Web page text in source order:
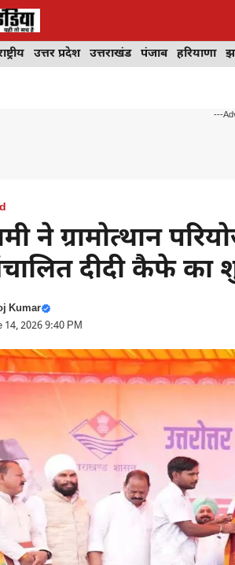
उत्तर प्रदेश उत्तराखंड पंजाब हरियाणा
---
ने ग्रामोत्थान
दीदी कैफे का
Kumar
14, 2026 9:40 PM